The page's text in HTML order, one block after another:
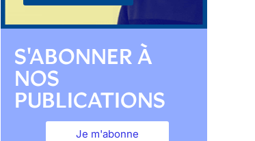
S'ABONNER À
NOS
PUBLICATIONS
Je m'abonne